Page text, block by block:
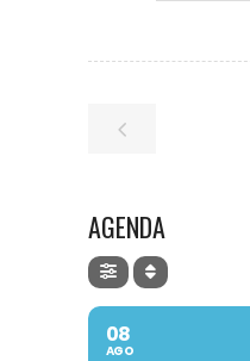
AGENDA
08
AGO